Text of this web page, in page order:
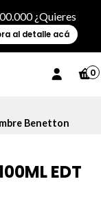
¿Quieres
al detalle acá
0
Benetton
EDT